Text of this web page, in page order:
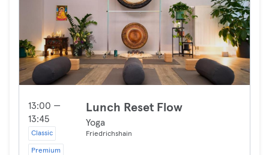
13:00 —
13:45
Classic
Premium
Lunch Reset Flow
Yoga
Friedrichshain